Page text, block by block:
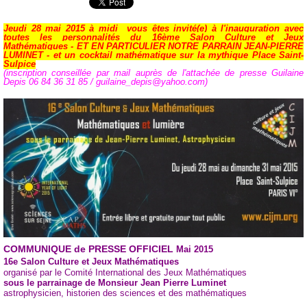
Jeudi 28 mai 2015 à midi vous êtes invité(e) àl'inauguration avec
toutes les personnalités du 16ème Salon Culture et Jeux
Mathématiques - ET EN PARTICULIER NOTRE PARRAIN JEAN-PIERRE
LUMINET - et un cocktail mathématique sur la mythique Place Saint-
Sulpice
(inscription conseillée par mail auprès de l'attachée de presse Guilaine
Depis 06 84 36 31 85 / guilaine_depis@yahoo.com)
COMMUNIQUE de PRESSE OFFICIEL Mai 2015
16e Salon Culture et Jeux Mathématiques
organisé par le Comité International des Jeux Mathématiques
sous le parrainage de Monsieur Jean Pierre Luminet
astrophysicien, historien des sciences et des mathématiques